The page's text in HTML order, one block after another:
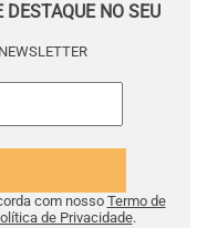
NO SEU
com nosso Termo de
de Privacidade.